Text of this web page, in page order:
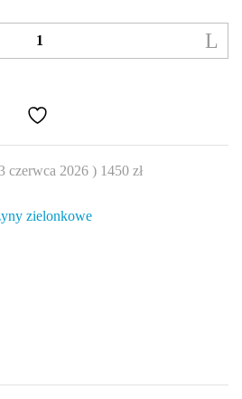
3 czerwca 2026 ) 1450 zł
zielonkowe